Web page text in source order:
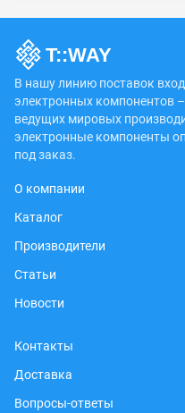
В нашу линию поставок
электронных компонентов
ведущих мировых
электронные компоненты
под заказ.
О компании
Каталог
Производители
Статьи
Новости
Контакты
Доставка
Вопросы-ответы